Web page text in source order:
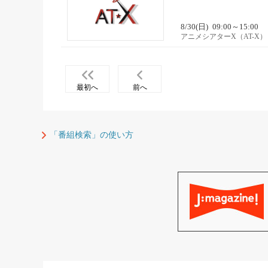
8/30(日) 09:00～15:00
アニメシアターX（AT-X）
最初へ 前へ
「番組検索」の使い方